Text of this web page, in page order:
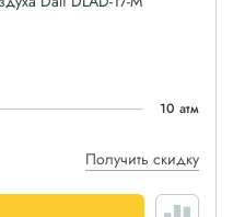
10 атм
Получить скидку